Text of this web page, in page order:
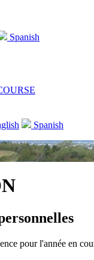
Spanish
Spanish
pour l'année en